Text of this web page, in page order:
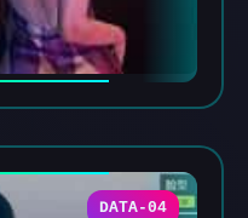
DATA-04